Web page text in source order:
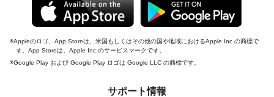
Appleのロゴ、App Storeは、米国もしくはその他の国や地域におけるApple Inc.の商標で
す。App Storeは、Apple Inc.のサービスマークです。
Google Play および Google Play ロゴは Google LLC の商標です。
サポート情報